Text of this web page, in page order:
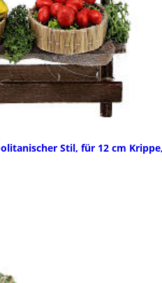
Stil, für 12 cm